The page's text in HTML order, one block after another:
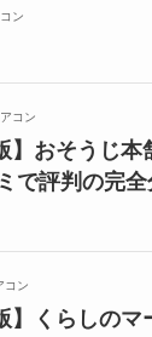
ン
コン
】おそうじ
で評判の完
コン
】くらしの